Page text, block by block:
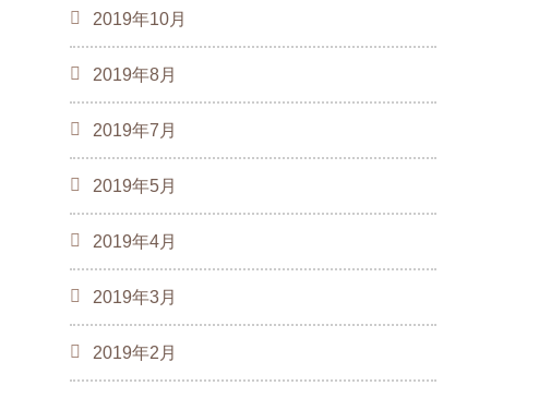
2019年10月
2019年8月
2019年7月
2019年5月
2019年4月
2019年3月
2019年2月